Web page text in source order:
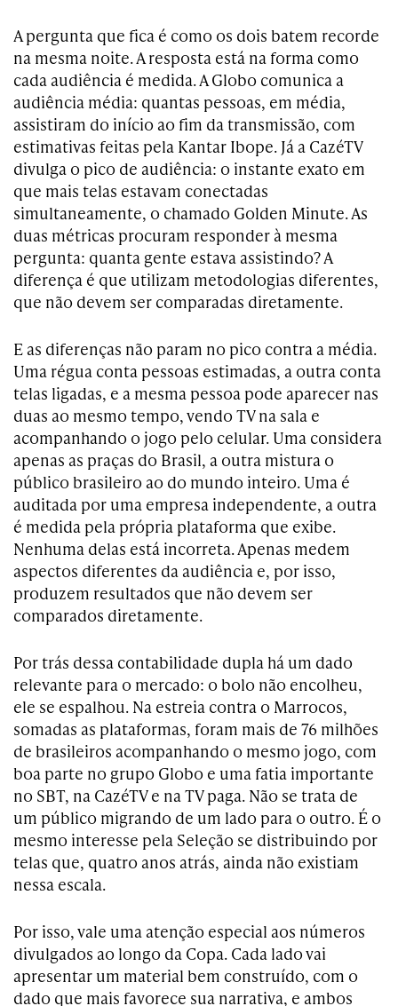
A pergunta que fica é como os dois batem recorde
na mesma noite. A resposta está na forma como
cada audiência é medida. A Globo comunica a
audiência média: quantas pessoas, em média,
assistiram do início ao fim da transmissão, com
estimativas feitas pela Kantar Ibope. Já a CazéTV
divulga o pico de audiência: o instante exato em
que mais telas estavam conectadas
simultaneamente, o chamado Golden Minute. As
duas métricas procuram responder à mesma
pergunta: quanta gente estava assistindo? A
diferença é que utilizam metodologias diferentes,
que não devem ser comparadas diretamente.
E as diferenças não param no pico contra a média.
Uma régua conta pessoas estimadas, a outra conta
telas ligadas, e a mesma pessoa pode aparecer nas
duas ao mesmo tempo, vendo TV na sala e
acompanhando o jogo pelo celular. Uma considera
apenas as praças do Brasil, a outra mistura o
público brasileiro ao do mundo inteiro. Uma é
auditada por uma empresa independente, a outra
é medida pela própria plataforma que exibe.
Nenhuma delas está incorreta. Apenas medem
aspectos diferentes da audiência e, por isso,
produzem resultados que não devem ser
comparados diretamente.
Por trás dessa contabilidade dupla há um dado
relevante para o mercado: o bolo não encolheu,
ele se espalhou. Na estreia contra o Marrocos,
somadas as plataformas, foram mais de 76 milhões
de brasileiros acompanhando o mesmo jogo, com
boa parte no grupo Globo e uma fatia importante
no SBT, na CazéTV e na TV paga. Não se trata de
um público migrando de um lado para o outro. É o
mesmo interesse pela Seleção se distribuindo por
telas que, quatro anos atrás, ainda não existiam
nessa escala.
Por isso, vale uma atenção especial aos números
divulgados ao longo da Copa. Cada lado vai
apresentar um material bem construído, com o
dado que mais favorece sua narrativa, e ambos